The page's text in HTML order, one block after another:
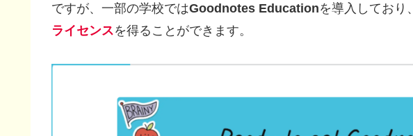
ですが、一部の学校ではGoodnotes Educationを導入しており、
ライセンスを得ることができます。